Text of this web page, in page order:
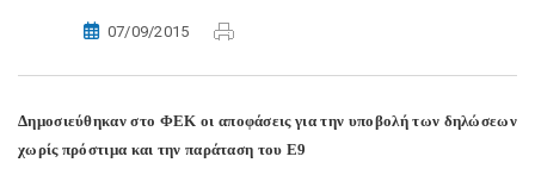
07/09/2015
Δημοσιεύθηκαν στο ΦΕΚ οι αποφάσεις για την υποβολή των δηλώσεων
χωρίς πρόστιμα και την παράταση του Ε9